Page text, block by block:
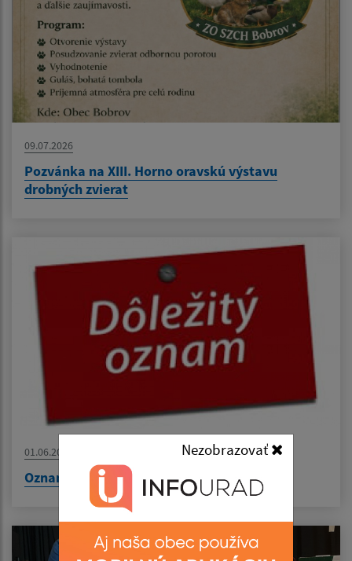
Nezobrazovať
09.07.2026
Pozvánka na XIII. Horno oravskú výstavu
drobných zvierat
01.06.2026
Oznam - nestránkový deň na OcÚ Hruštín